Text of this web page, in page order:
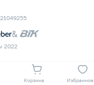
&
2022
Корзина Избранное